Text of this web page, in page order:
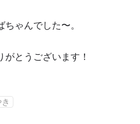
ゃんでした〜。
とうございます！